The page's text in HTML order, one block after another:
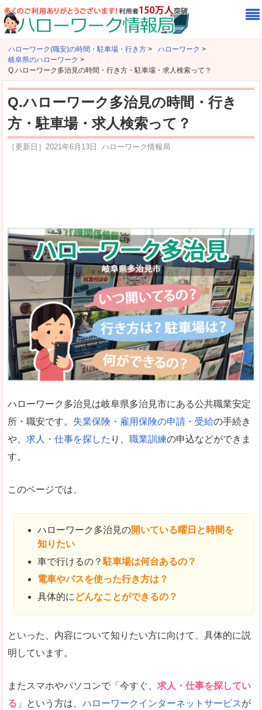
ハローワーク(職安)の時間・駐車場・行き方 > ハローワーク >
岐阜県のハローワーク >
Q.ハローワーク多治見の時間・行き方・駐車場・求人検索って？
Q.ハローワーク多治見の時間・行き
方・駐車場・求人検索って？
［更新日］ 2021年6月13日 ハローワーク情報局
ハローワーク多治見は岐阜県多治見市にある公共職業安定
所・職安です。 失業保険・雇用保険の申請・受給の手続き
や、 求人・仕事を探した り、 職業訓練の申込などができま
す。
このページでは、
ハローワーク多治見の開いている曜日と時間を
知りたい
車で行けるの？駐車場は何台あるの？
電車やバスを使った行き方は？
具体的にどんなことができるの？
といった、内容について知りたい方に向けて、具体的に説
明しています。
またスマホやパソコンで「今すぐ、 求人・仕事を探してい
る 」という方は、 ハローワークインターネットサービスが